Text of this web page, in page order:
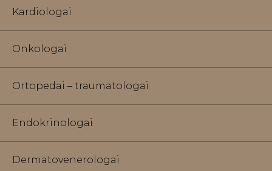
Kardiologai
Onkologai
Ortopedai – traumatologai
Endokrinologai
Dermatovenerologai